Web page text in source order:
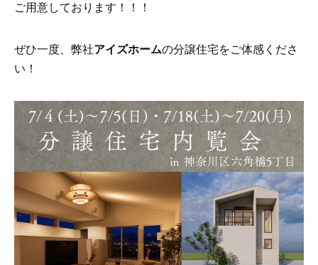
ご用意しております！！！
ぜひ一度、弊社アイズホームの分譲住宅をご体感くださ
い！